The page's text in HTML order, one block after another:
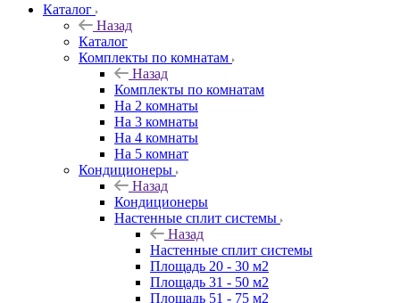
Каталог
Назад
Каталог
Комплекты по комнатам
Назад
Комплекты по комнатам
На 2 комнаты
На 3 комнаты
На 4 комнаты
На 5 комнат
Кондиционеры
Назад
Кондиционеры
Настенные сплит системы
Назад
Настенные сплит системы
Площадь 20 - 30 м2
Площадь 31 - 50 м2
Площадь 51 - 75 м2